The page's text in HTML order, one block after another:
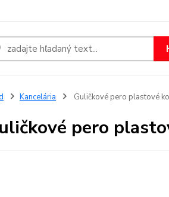
Kancelária Guličkové pero plastové
pero